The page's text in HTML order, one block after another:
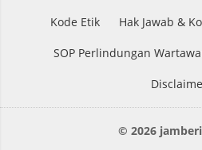
Kode Etik Hak Jawab &
SOP Perlindungan
© 2026